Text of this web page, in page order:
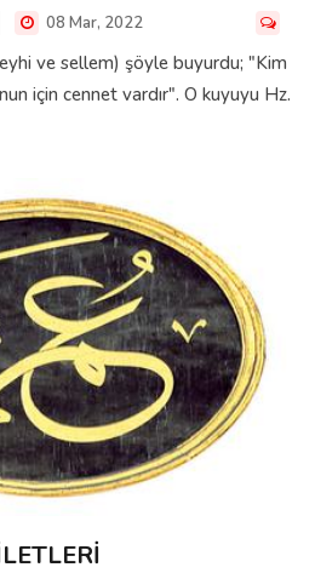
08 Mar, 2022
ve sellem) şöyle buyurdu; "Kim
için cennet vardır". O kuyuyu Hz.